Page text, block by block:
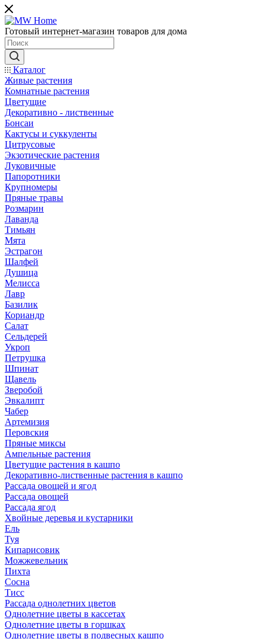
Готовый интернет-магазин товаров для дома
Каталог
Живые растения
Комнатные растения
Цветущие
Декоративно - лиственные
Бонсаи
Кактусы и суккуленты
Цитрусовые
Экзотические растения
Луковичные
Папоротники
Крупномеры
Пряные травы
Розмарин
Лаванда
Тимьян
Мята
Эстрагон
Шалфей
Душица
Мелисса
Лавр
Базилик
Кориандр
Салат
Сельдерей
Укроп
Петрушка
Шпинат
Щавель
Зверобой
Эвкалипт
Чабер
Артемизия
Перовския
Пряные миксы
Ампельные растения
Цветущие растения в кашпо
Декоративно-лиственные растения в кашпо
Рассада овощей и ягод
Рассада овощей
Рассада ягод
Хвойные деревья и кустарники
Ель
Туя
Кипарисовик
Можжевельник
Пихта
Сосна
Тисc
Рассада однолетних цветов
Однолетние цветы в кассетах
Однолетние цветы в горшках
Однолетние цветы в подвесных кашпо